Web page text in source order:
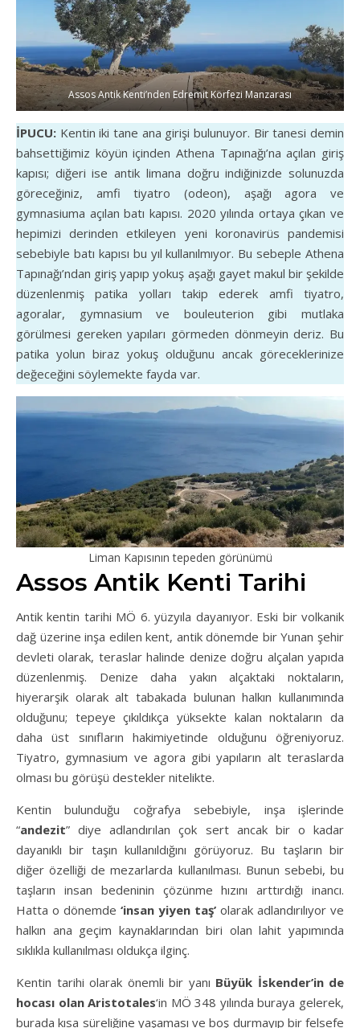
Assos Antik Kenti’nden Edremit Körfezi Manzarası
İPUCU: Kentin iki tane ana girişi bulunuyor. Bir tanesi demin
bahsettiğimiz köyün içinden Athena Tapınağı’na açılan giriş
kapısı; diğeri ise antik limana doğru indiğinizde solunuzda
göreceğiniz, amfi tiyatro (odeon), aşağı agora ve
gymnasiuma açılan batı kapısı. 2020 yılında ortaya çıkan ve
hepimizi derinden etkileyen yeni koronavirüs pandemisi
sebebiyle batı kapısı bu yıl kullanılmıyor. Bu sebeple Athena
Tapınağı’ndan giriş yapıp yokuş aşağı gayet makul bir şekilde
düzenlenmiş patika yolları takip ederek amfi tiyatro,
agoralar, gymnasium ve bouleuterion gibi mutlaka
görülmesi gereken yapıları görmeden dönmeyin deriz. Bu
patika yolun biraz yokuş olduğunu ancak göreceklerinize
değeceğini söylemekte fayda var.
Liman Kapısının tepeden görünümü
Assos Antik Kenti Tarihi
Antik kentin tarihi MÖ 6. yüzyıla dayanıyor. Eski bir volkanik
dağ üzerine inşa edilen kent, antik dönemde bir Yunan şehir
devleti olarak, teraslar halinde denize doğru alçalan yapıda
düzenlenmiş. Denize daha yakın alçaktaki noktaların,
hiyerarşik olarak alt tabakada bulunan halkın kullanımında
olduğunu; tepeye çıkıldıkça yüksekte kalan noktaların da
daha üst sınıfların hakimiyetinde olduğunu öğreniyoruz.
Tiyatro, gymnasium ve agora gibi yapıların alt teraslarda
olması bu görüşü destekler nitelikte.
Kentin bulunduğu coğrafya sebebiyle, inşa işlerinde
“andezit” diye adlandırılan çok sert ancak bir o kadar
dayanıklı bir taşın kullanıldığını görüyoruz. Bu taşların bir
diğer özelliği de mezarlarda kullanılması. Bunun sebebi, bu
taşların insan bedeninin çözünme hızını arttırdığı inancı.
Hatta o dönemde ‘insan yiyen taş’ olarak adlandırılıyor ve
halkın ana geçim kaynaklarından biri olan lahit yapımında
sıklıkla kullanılması oldukça ilginç.
Kentin tarihi olarak önemli bir yanı Büyük İskender’in de
hocası olan Aristotales‘in MÖ 348 yılında buraya gelerek,
burada kısa süreliğine yaşaması ve boş durmayıp bir felsefe